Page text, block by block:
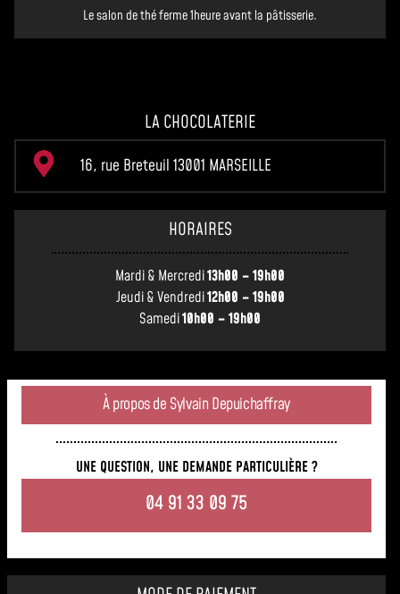
Le salon de thé ferme 1heure avant la pâtisserie.
LA CHOCOLATERIE
16, rue Breteuil 13001 MARSEILLE
HORAIRES
Mardi & Mercredi13h00 – 19h00
Jeudi & Vendredi12h00 – 19h00
Samedi10h00 – 19h00
À propos de Sylvain Depuichaffray
UNE QUESTION, UNE DEMANDE PARTICULIÈRE ?
04 91 33 09 75